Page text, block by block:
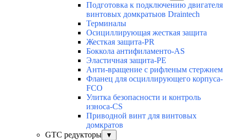
Подготовка к подключению двигателя
винтовых домкратыов Draintech
Терминалы
Осициллирующая жесткая защита
Жесткая защита-PR
Боккола антифиламенто-AS
Эластичная защита-PE
Анти-вращение с рифленым стержнем
Фланец для осциллирующего корпуса-
FCO
Улитка безопасности и контроль
износа-CS
Приводной винт для винтовых
домкратов
GTC редукторы
▼